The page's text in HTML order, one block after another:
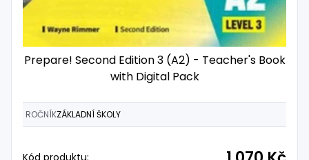
Prepare! Second Edition 3 (A2) - Teacher's Book
with Digital Pack
ROČNÍKZÁKLADNÍ ŠKOLY